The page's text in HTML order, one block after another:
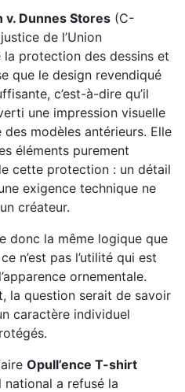
v. Dunnes Stores (C-
de l’Union
protection des dessins et
que le design revendiqué
c’est-à-dire qu’il
une impression visuelle
modèles antérieurs. Elle
éléments purement
cette protection : un détail
exigence technique ne
créateur.
donc la même logique que
n’est pas l’utilité qui est
ornementale.
la question serait de savoir
caractère individuel
Opull’ence T-shirt
a refusé la